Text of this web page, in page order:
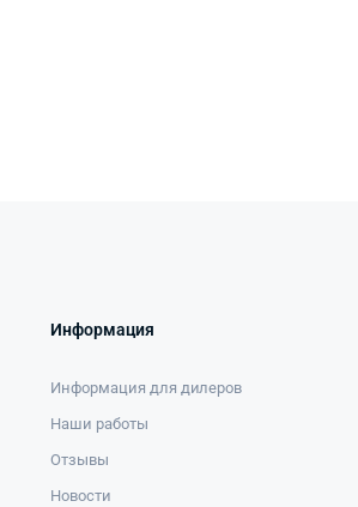
Информация
Информация для дилеров
Наши работы
Отзывы
Новости